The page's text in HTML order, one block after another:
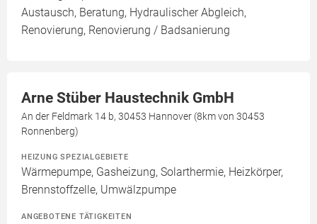
Austausch, Beratung, Hydraulischer Abgleich,
Renovierung, Renovierung / Badsanierung
Arne Stüber Haustechnik GmbH
An der Feldmark 14 b, 30453 Hannover (8km von 30453
Ronnenberg)
HEIZUNG SPEZIALGEBIETE
Wärmepumpe, Gasheizung, Solarthermie, Heizkörper,
Brennstoffzelle, Umwälzpumpe
ANGEBOTENE TÄTIGKEITEN